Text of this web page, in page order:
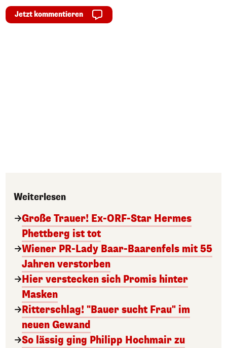
Jetzt kommentieren
Weiterlesen
Große Trauer! Ex-ORF-Star Hermes
Phettberg ist tot
Wiener PR-Lady Baar-Baarenfels mit 55
Jahren verstorben
Hier verstecken sich Promis hinter
Masken
Ritterschlag! "Bauer sucht Frau" im
neuen Gewand
So lässig ging Philipp Hochmair zu